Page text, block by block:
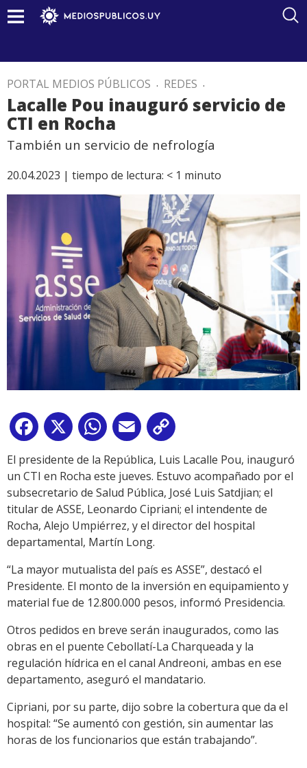
PORTAL MEDIOS PÚBLICOS . REDES .
Lacalle Pou inauguró servicio de
CTI en Rocha
También un servicio de nefrología
20.04.2023 | tiempo de lectura: < 1 minuto
Facebook
X WhatsApp
Email
Link
El presidente de la República, Luis Lacalle Pou, inauguró
un CTI en Rocha este jueves. Estuvo acompañado por el
subsecretario de Salud Pública, José Luis Satdjian; el
titular de ASSE, Leonardo Cipriani; el intendente de
Rocha, Alejo Umpiérrez, y el director del hospital
departamental, Martín Long.
“La mayor mutualista del país es ASSE”, destacó el
Presidente. El monto de la inversión en equipamiento y
material fue de 12.800.000 pesos, informó Presidencia.
Otros pedidos en breve serán inaugurados, como las
obras en el puente Cebollatí-La Charqueada y la
regulación hídrica en el canal Andreoni, ambas en ese
departamento, aseguró el mandatario.
Cipriani, por su parte, dijo sobre la cobertura que da el
hospital: “Se aumentó con gestión, sin aumentar las
horas de los funcionarios que están trabajando”.